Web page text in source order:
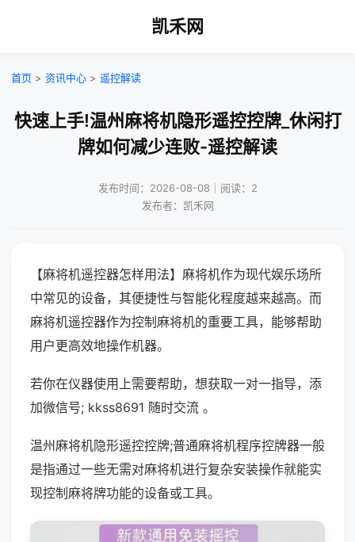
凯禾网
首页 > 资讯中心 > 遥控解读
快速上手!温州麻将机隐形遥控控牌_休闲打
牌如何减少连败-遥控解读
发布时间：2026-08-08｜阅读：2
发布者：凯禾网
【麻将机遥控器怎样用法】麻将机作为现代娱乐场所
中常见的设备，其便捷性与智能化程度越来越高。而
麻将机遥控器作为控制麻将机的重要工具，能够帮助
用户更高效地操作机器。
若你在仪器使用上需要帮助，想获取一对一指导，添
加微信号; kkss8691 随时交流 。
温州麻将机隐形遥控控牌;普通麻将机程序控牌器一般
是指通过一些无需对麻将机进行复杂安装操作就能实
现控制麻将牌功能的设备或工具。